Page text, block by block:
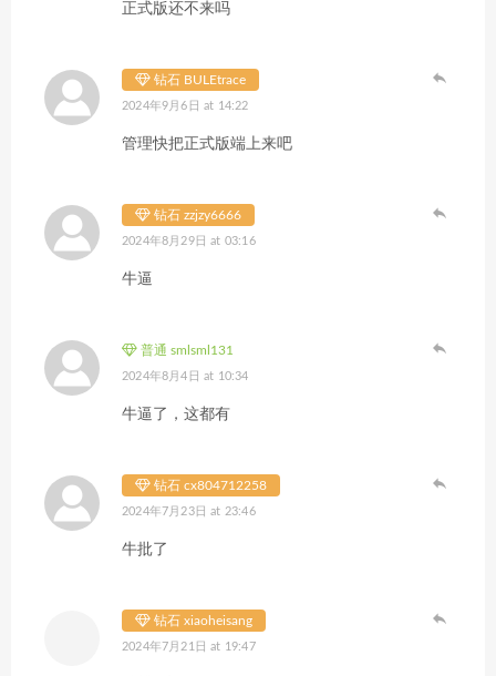
正式版还不来吗
钻石 BULEtrace
2024年9月6日 at 14:22
管理快把正式版端上来吧
钻石 zzjzy6666
2024年8月29日 at 03:16
牛逼
普通 smlsml131
2024年8月4日 at 10:34
牛逼了，这都有
钻石 cx804712258
2024年7月23日 at 23:46
牛批了
钻石 xiaoheisang
2024年7月21日 at 19:47